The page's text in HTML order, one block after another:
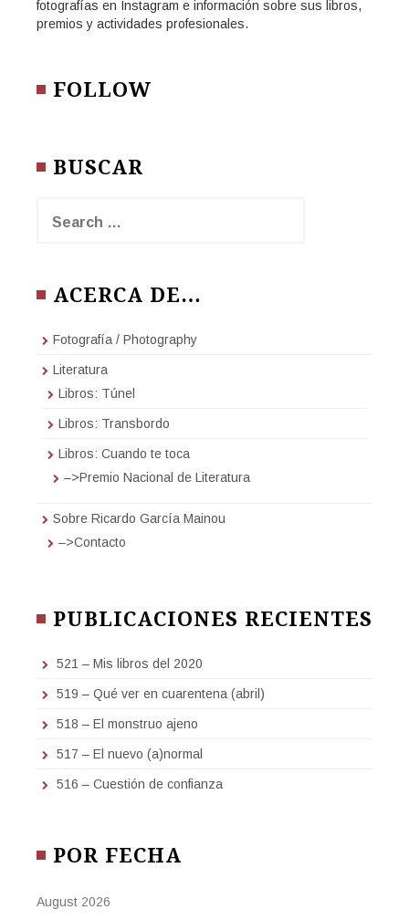
fotografías en Instagram e información sobre sus libros,
premios y actividades profesionales.
FOLLOW
BUSCAR
for:
ACERCA DE…
Fotografía / Photography
Literatura
Libros: Túnel
Libros: Transbordo
Libros: Cuando te toca
–>Premio Nacional de Literatura
Sobre Ricardo García Mainou
–>Contacto
PUBLICACIONES RECIENTES
521 – Mis libros del 2020
519 – Qué ver en cuarentena (abril)
518 – El monstruo ajeno
517 – El nuevo (a)normal
516 – Cuestión de confianza
POR FECHA
August 2026